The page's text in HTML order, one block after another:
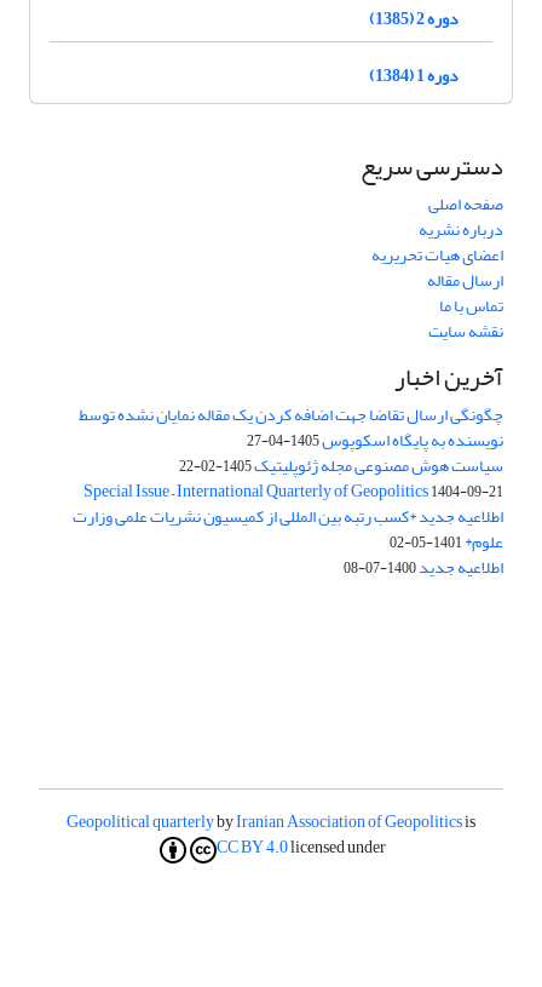
دوره 2 (1385)
دوره 1 (1384)
دسترسی سریع
صفحه اصلی
درباره نشریه
اعضای هیات تحریریه
ارسال مقاله
تماس با ما
نقشه سایت
آخرین اخبار
چگونگی ارسال تقاضا جهت اضافه کردن یک مقاله نمایان نشده توسط
نویسنده به پایگاه اسکوپوس1405-04-27
سیاست هوش مصنوعی مجله ژئوپلیتیک1405-02-22
Special Issue – International Quarterly of Geopolitics1404-09-21
اطلاعیه جدید *کسب رتبه بین المللی از کمیسیون نشریات علمی وزارت
علوم*1401-05-02
اطلاعیه جدید1400-07-08
Geopolitical quarterlybyIranian Association of Geopoliticsis
licensed under
CC BY 4.0